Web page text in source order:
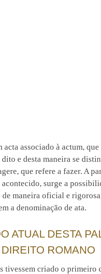
associado à actum, que
e desta maneira se
que refere a fazer. A
surge a
maneira oficial e
a denominação de ata.
ATUAL DESTA
ROMANO
tivessem criado o